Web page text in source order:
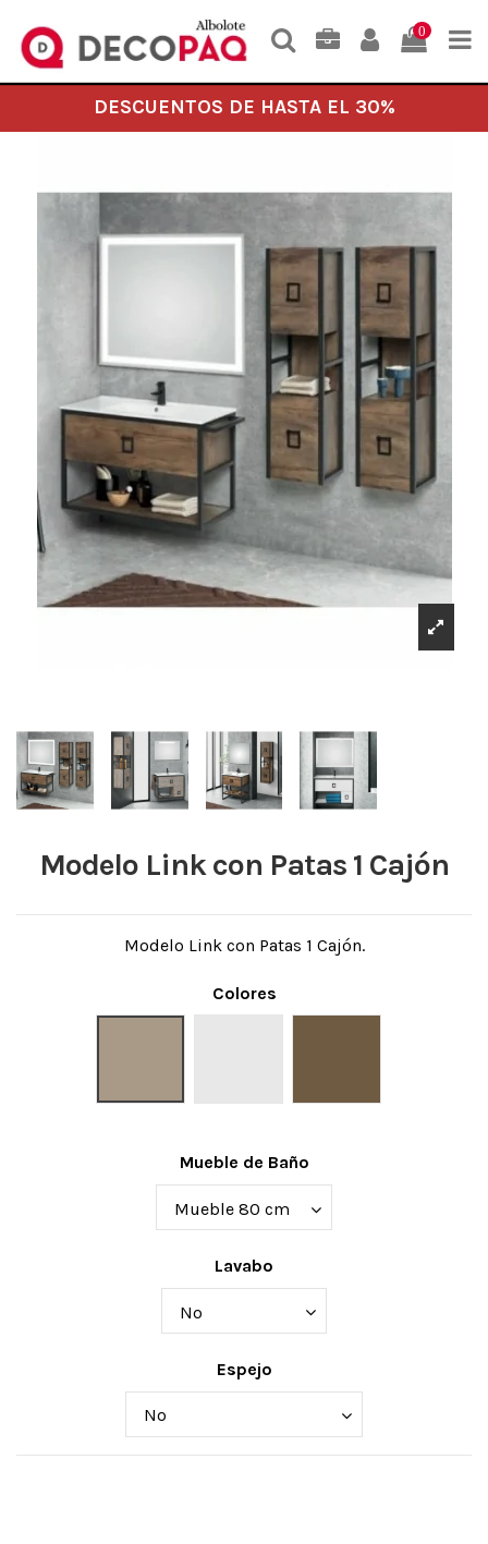
0
DESCUENTOS DE HASTA EL 30%
Modelo Link con Patas 1 Cajón
Modelo Link con Patas 1 Cajón.
Colores
Mueble de Baño
Lavabo
Espejo